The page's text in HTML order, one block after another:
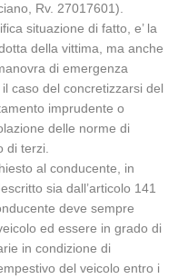
Rv. 27017601).
situazione di fatto, e’ la
della vittima, ma anche
di emergenza
caso del concretizzarsi del
imprudente o
delle norme di
di terzi.
al conducente, in
sia dall’articolo 141
deve sempre
ed essere in grado di
in condizione di
del veicolo entro i